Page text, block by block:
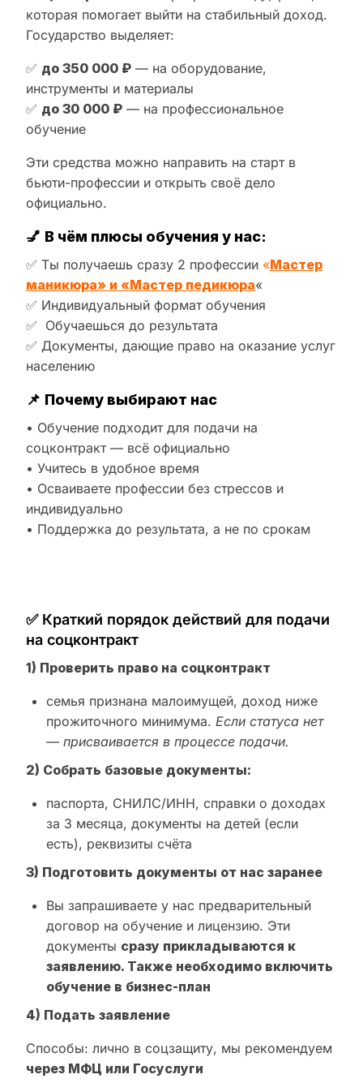
которая помогает выйти на стабильный доход.
Государство выделяет:
✅ до 350 000 ₽ — на оборудование,
инструменты и материалы
✅ до 30 000 ₽ — на профессиональное
обучение
Эти средства можно направить на старт в
бьюти-профессии и открыть своё дело
официально.
💅 В чём плюсы обучения у нас:
✅ Ты получаешь сразу 2 профессии «Мастер
маникюра» и «Мастер педикюра«
✅ Индивидуальный формат обучения
✅ Обучаешься до результата
✅ Документы, дающие право на оказание услуг
населению
📌 Почему выбирают нас
• Обучение подходит для подачи на
соцконтракт — всё официально
• Учитесь в удобное время
• Осваиваете профессии без стрессов и
индивидуально
• Поддержка до результата, а не по срокам
✅ Краткий порядок действий для подачи
на соцконтракт
1) Проверить право на соцконтракт
семья признана малоимущей, доход ниже
прожиточного минимума. Если статуса нет
— присваивается в процессе подачи.
2) Собрать базовые документы:
паспорта, СНИЛС/ИНН, справки о доходах
за 3 месяца, документы на детей (если
есть), реквизиты счёта
3) Подготовить документы от нас заранее
Вы запрашиваете у нас предварительный
договор на обучение и лицензию. Эти
документы сразу прикладываются к
заявлению. Также необходимо включить
обучение в бизнес-план
4) Подать заявление
Способы: лично в соцзащиту, мы рекомендуем
через МФЦ или Госуслуги